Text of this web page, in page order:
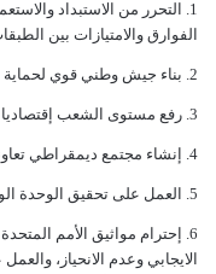
ﺍﻟﺘﺤﺮﺭ ﻣﻦ ﺍﻻﺳﺘﺒﺪﺍﺩ
ﺍﻟﻔﻮﺍﺭﻕ ﻭﺍﻻﻣﺘﻴﺎﺯﺍﺕ ﺑﻴﻦ
ﺑﻨﺎﺀ ﺟﻴﺶ ﻭﻃﻨﻲ ﻗﻮﻱ ﻟﺤﻤﺎﻳﺔ
ﺭﻓﻊ ﻣﺴﺘﻮﻯ ﺍﻟﺸﻌﺐ ﺇﻗﺘﺼﺎﺩﻳﺎ
ﺇﻧﺸﺎﺀ ﻣﺠﺘﻤﻊ ﺩﻳﻤﻘﺮﺍﻃﻲ
ﺍﻟﻌﻤﻞ ﻋﻠﻰ ﺗﺤﻘﻴﻖ ﺍﻟﻮﺣﺪﺓ
ﺇﺣﺘﺮﺍﻡ ﻣﻮﺍﺛﻴﻖ الأﻣﻢ
ﺍﻻﻳﺠﺎﺑﻲ ﻭﻋﺪﻡ ﺍﻻﻧﺤﻴﺎﺯ،